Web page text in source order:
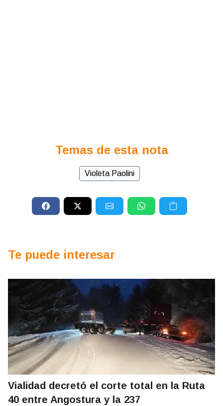
Temas de esta nota
Violeta Paolini
Te puede interesar
Vialidad decretó el corte total en la Ruta
40 entre Angostura y la 237